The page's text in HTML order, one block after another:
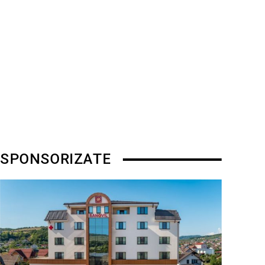
SPONSORIZATE